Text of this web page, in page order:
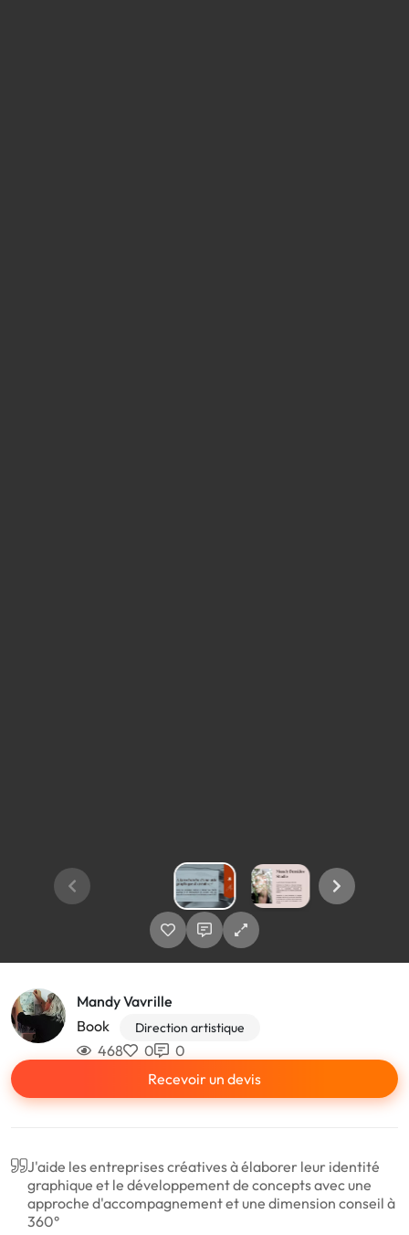
Mandy Vavrille
Book
Direction artistique
468 0
0
Recevoir un devis
J'aide les entreprises créatives à élaborer leur identité
graphique et le développement de concepts avec une
approche d'accompagnement et une dimension conseil à
360°